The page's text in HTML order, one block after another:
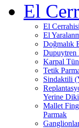
El
El Cerrahisi
El
Doğmalık
Dupuytren
Karpal
Tetik
Sindaktili
Yerine
Mallet
Parmak